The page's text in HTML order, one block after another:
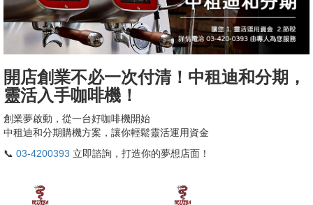
開店創業不必一次付清！中租迪和分期，
靈活入手咖啡機！
創業夢啟動，從一台好咖啡機開始
中租迪和分期購機方案，讓你輕鬆靈活運用資金
📞 03-4200393 立即諮詢，打造你的夢想店面！